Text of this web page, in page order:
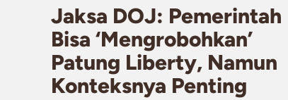
Jaksa DOJ: Pemerintah
Bisa ‘Mengrobohkan’
Patung Liberty, Namun
Konteksnya Penting